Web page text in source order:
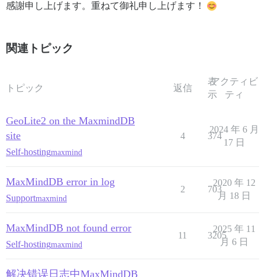
感謝申し上げます。重ねて御礼申し上げます！
関連トピック
トピック 返信
表
示
アクティビ
ティ
GeoLite2 on the MaxmindDB
site
Self-hostingmaxmind
4 374
2024 年 6 月
17 日
MaxMindDB error in log
Supportmaxmind
2 703
2020 年 12
月 18 日
MaxMindDB not found error
Self-hostingmaxmind
11 3205
2025 年 11
月 6 日
解决错误日志中MaxMindDB